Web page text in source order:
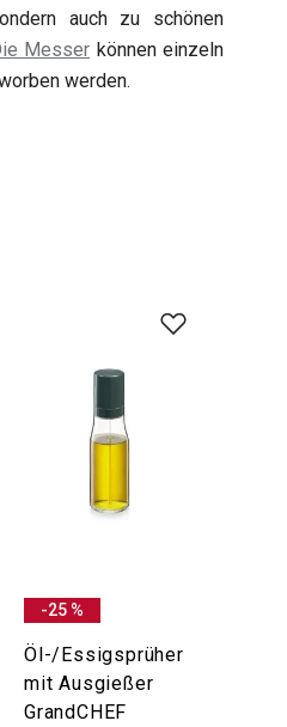
auch zu schönen
Messer können einzeln
werden.
-25 %
Öl-/Essigsprüher
mit Ausgießer
GrandCHEF